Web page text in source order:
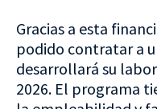
Gracias a esta
podido contratar a
desarrollará su
2026. El programa